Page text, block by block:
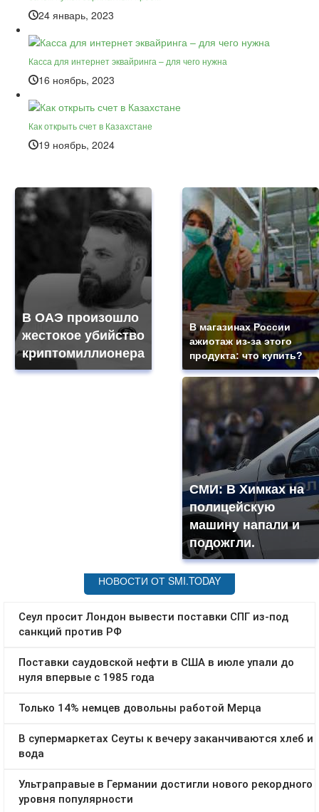
24 январь, 2023
Касса для интернет эквайринга – для чего нужна
16 ноябрь, 2023
Как открыть счет в Казахстане
19 ноябрь, 2024
В ОАЭ произошло
жестокое убийство
криптомиллионера
В магазинах России
ажиотаж из-за этого
продукта: что купить?
СМИ: В Химках на
полицейскую
машину напали и
подожгли.